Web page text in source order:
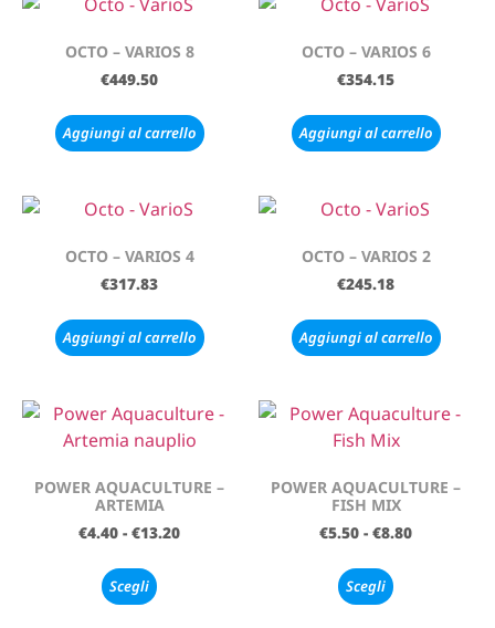
OCTO – VARIOS 8
€449.50
Aggiungi al carrello
OCTO – VARIOS 6
€354.15
Aggiungi al carrello
OCTO – VARIOS 4
€317.83
Aggiungi al carrello
OCTO – VARIOS 2
€245.18
Aggiungi al carrello
POWER AQUACULTURE –
ARTEMIA
€4.40 - €13.20
Scegli
POWER AQUACULTURE –
FISH MIX
€5.50 - €8.80
Scegli